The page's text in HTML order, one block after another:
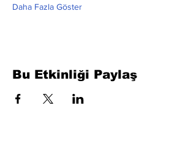
Daha Fazla Göster
Bu Etkinliği Paylaş